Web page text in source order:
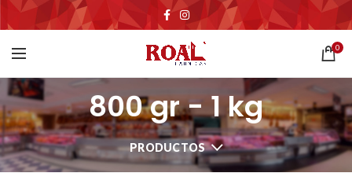
0
800 gr - 1 kg
PRODUCTOS